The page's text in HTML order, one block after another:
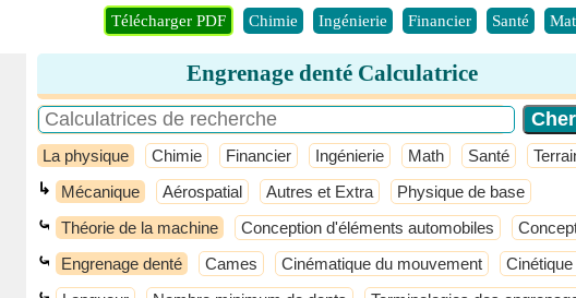
Télécharger PDF Chimie Ingénierie Financier Santé
Engrenage denté Calculatrice
La physique Chimie Financier Ingénierie Math Santé
↳ Mécanique Aérospatial Autres et Extra Physique de base
⤿ Théorie de la machine Conception d'éléments automobiles
⤿ Engrenage denté Cames Cinématique du mouvement Cinétique